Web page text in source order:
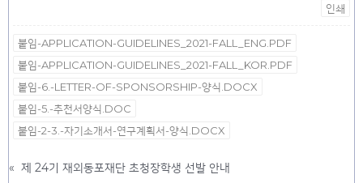
인쇄
붙임-APPLICATION-GUIDELINES_2021-FALL_ENG.PDF
붙임-APPLICATION-GUIDELINES_2021-FALL_KOR.PDF
붙임-6.-LETTER-OF-SPONSORSHIP-양식.DOCX
붙임-5.-추천서양식.DOC
붙임-2-3.-자기소개서-연구계획서-양식.DOCX
« 제 24기 재외동포재단 초청장학생 선발 안내